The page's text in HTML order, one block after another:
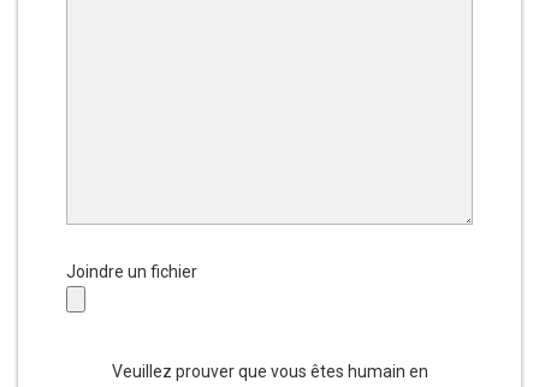
Joindre un fichier
Veuillez prouver que vous êtes humain en